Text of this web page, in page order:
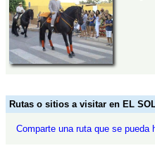
Rutas o sitios a visitar en EL
Comparte una ruta que se pueda